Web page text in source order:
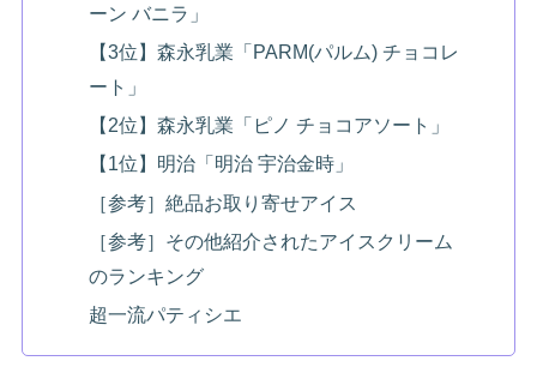
ーン バニラ」
【3位】森永乳業「PARM(パルム) チョコレ
ート」
【2位】森永乳業「ピノ チョコアソート」
【1位】明治「明治 宇治金時」
［参考］絶品お取り寄せアイス
［参考］その他紹介されたアイスクリーム
のランキング
超一流パティシエ